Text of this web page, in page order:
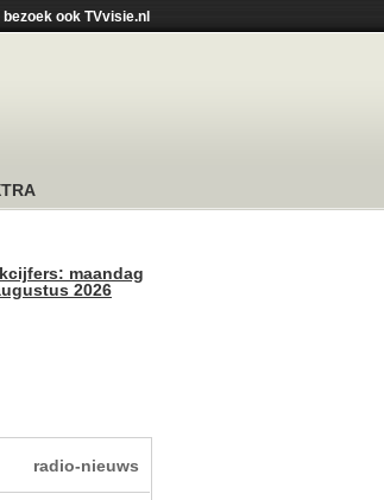
bezoek ook TVvisie.nl
maandag
2026
radio-nieuws